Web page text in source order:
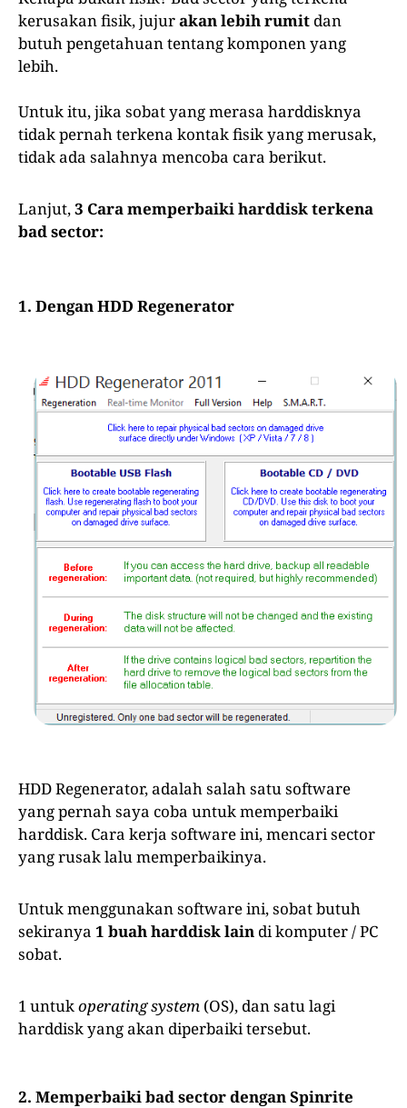
kerusakan fisik, jujurakan lebih rumit dan
butuh pengetahuan tentang komponen yang
lebih.
Untuk itu, jika sobat yang merasa harddisknya
tidak pernah terkena kontak fisik yang merusak,
tidak ada salahnya mencoba cara berikut.
Lanjut,3 Cara memperbaiki harddisk terkena
bad sector:
1. Dengan HDD Regenerator
HDD Regenerator, adalah salah satu software
yang pernah saya coba untuk memperbaiki
harddisk. Cara kerja software ini, mencari sector
yang rusak lalu memperbaikinya.
Untuk menggunakan software ini, sobat butuh
sekiranya 1 buah harddisk lain di komputer / PC
sobat.
1 untukoperating system (OS), dan satu lagi
harddisk yang akan diperbaiki tersebut.
2. Memperbaiki bad sector dengan Spinrite